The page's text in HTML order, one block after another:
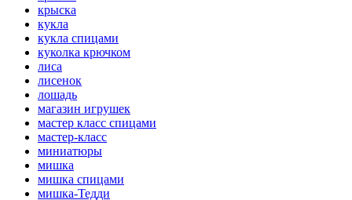
крыска
кукла
кукла спицами
куколка крючком
лиса
лисенок
лошадь
магазин игрушек
мастер класс спицами
мастер-класс
миниатюры
мишка
мишка спицами
мишка-Тедди